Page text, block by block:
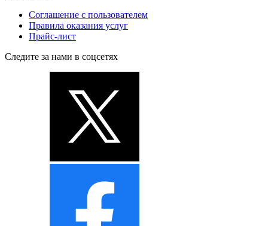
Соглашение с пользователем
Правила оказания услуг
Прайс-лист
Следите за нами в соцсетях